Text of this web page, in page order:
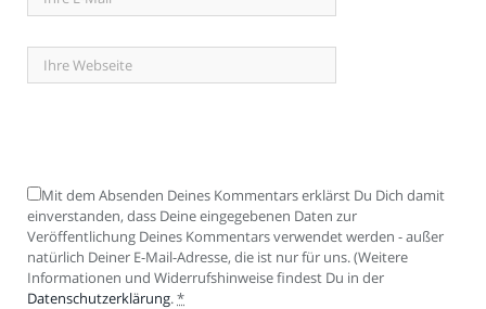
Mit dem Absenden Deines Kommentars erklärst Du Dich damit
einverstanden, dass Deine eingegebenen Daten zur
Veröffentlichung Deines Kommentars verwendet werden - außer
natürlich Deiner E-Mail-Adresse, die ist nur für uns. (Weitere
Informationen und Widerrufshinweise findest Du in der
Datenschutzerklärung.*